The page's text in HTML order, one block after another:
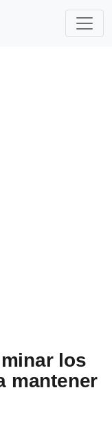
los
mantener